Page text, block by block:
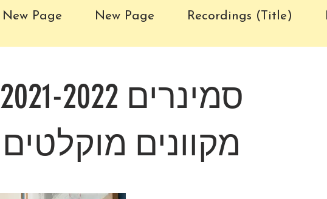
New Page New Page Recordings (Title)
2021-2022 סמינרים
מקוונים מוקלטים